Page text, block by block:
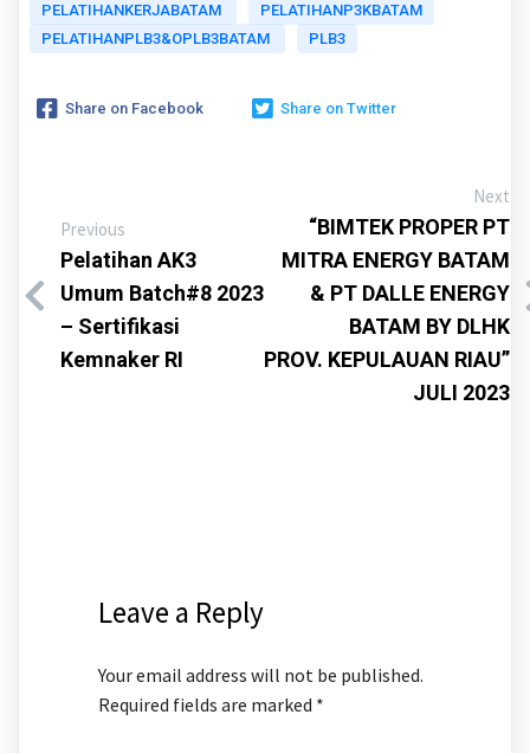
PELATIHANKERJABATAM
PELATIHANP3KBATAM
PELATIHANPLB3&OPLB3BATAM
PLB3
Share on Facebook Share on Twitter
Previous
Pelatihan AK3
Umum Batch#8 2023
– Sertifikasi
Kemnaker RI
Next
“BIMTEK PROPER PT
MITRA ENERGY BATAM
& PT DALLE ENERGY
BATAM BY DLHK
PROV. KEPULAUAN RIAU”
JULI 2023
Leave a Reply
Your email address will not be published.
Required fields are marked *